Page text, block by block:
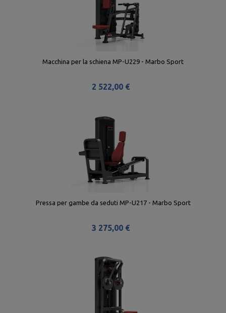
Macchina per la schiena MP-U229 - Marbo Sport
2 522,00 €
Pressa per gambe da seduti MP-U217 - Marbo Sport
3 275,00 €